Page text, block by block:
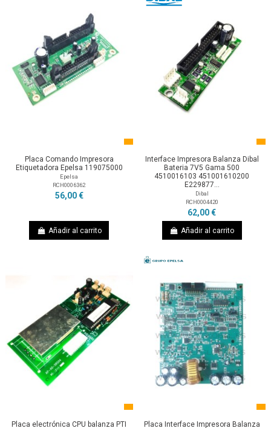
Placa Comando Impresora
Etiquetadora Epelsa 119075000
Epelsa
RCH0006362
56,00 €
Añadir al carrito
Interface Impresora Balanza Dibal
Bateria 7V5 Gama 500
4510016103 451001610200
E229877...
Dibal
RCH0004420
62,00 €
Añadir al carrito
Placa electrónica CPU balanza PTI Placa Interface Impresora Balanza